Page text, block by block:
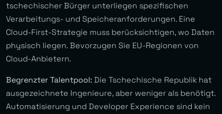
tschechischer Bürger unterliegen spezifischen
Verarbeitungs- und Speicheranforderungen. Eine
Cloud-First-Strategie muss berücksichtigen, wo Daten
physisch liegen. Bevorzugen Sie EU-Regionen von
Cloud-Anbietern.
Begrenzter Talentpool: Die Tschechische Republik hat
ausgezeichnete Ingenieure, aber weniger als benötigt.
Automatisierung und Developer Experience sind kein